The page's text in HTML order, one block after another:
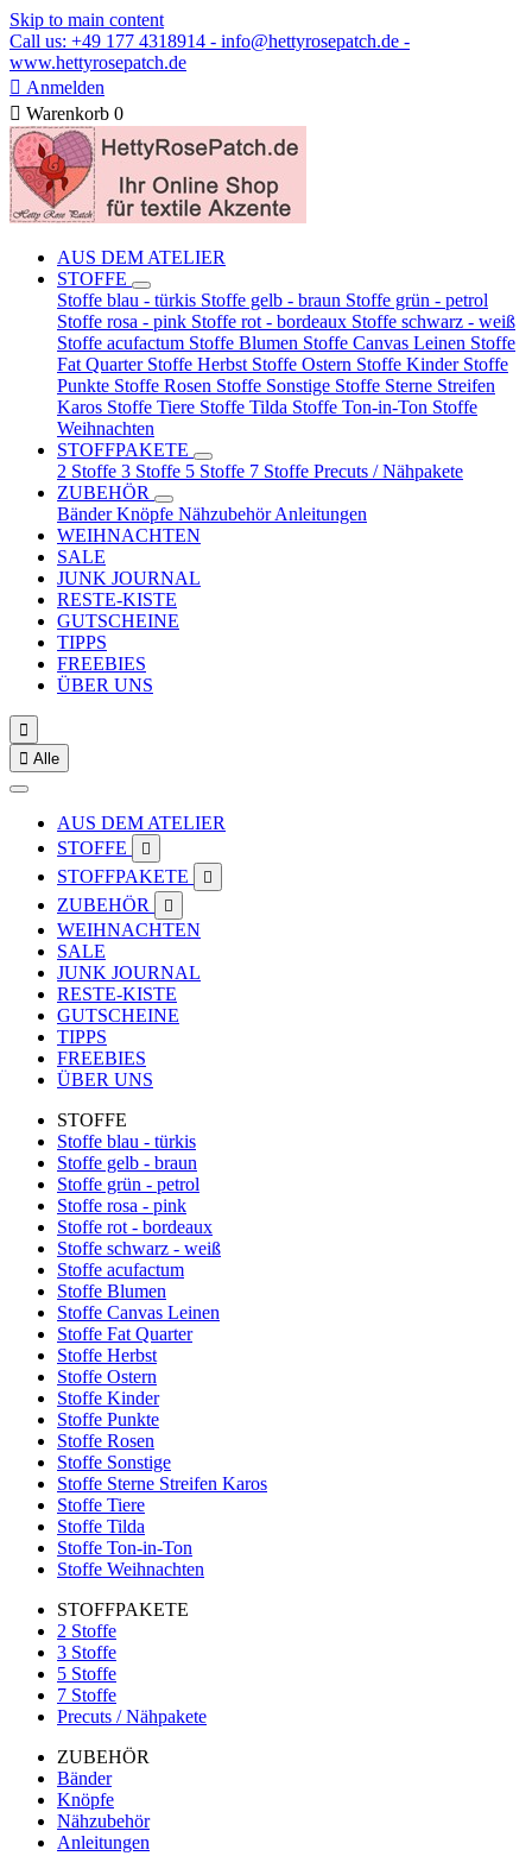
Skip to main content
Call us: +49 177 4318914 - info@hettyrosepatch.de -
www.hettyrosepatch.de
 Anmelden
 Warenkorb 0
AUS DEM ATELIER
STOFFE
Stoffe blau - türkis Stoffe gelb - braun Stoffe grün - petrol
Stoffe rosa - pink Stoffe rot - bordeaux Stoffe schwarz - weiß
Stoffe acufactum Stoffe Blumen Stoffe Canvas Leinen Stoffe
Fat Quarter Stoffe Herbst Stoffe Ostern Stoffe Kinder Stoffe
Punkte Stoffe Rosen Stoffe Sonstige Stoffe Sterne Streifen
Karos Stoffe Tiere Stoffe Tilda Stoffe Ton-in-Ton Stoffe
Weihnachten
STOFFPAKETE
2 Stoffe 3 Stoffe 5 Stoffe 7 Stoffe Precuts / Nähpakete
ZUBEHÖR
BänderKnöpfe NähzubehörAnleitungen
WEIHNACHTEN
SALE
JUNK JOURNAL
RESTE-KISTE
GUTSCHEINE
TIPPS
FREEBIES
ÜBER UNS

 Alle
AUS DEM ATELIER
STOFFE

STOFFPAKETE 
ZUBEHÖR 
WEIHNACHTEN
SALE
JUNK JOURNAL
RESTE-KISTE
GUTSCHEINE
TIPPS
FREEBIES
ÜBER UNS
STOFFE
Stoffe blau - türkis
Stoffe gelb - braun
Stoffe grün - petrol
Stoffe rosa - pink
Stoffe rot - bordeaux
Stoffe schwarz - weiß
Stoffe acufactum
Stoffe Blumen
Stoffe Canvas Leinen
Stoffe Fat Quarter
Stoffe Herbst
Stoffe Ostern
Stoffe Kinder
Stoffe Punkte
Stoffe Rosen
Stoffe Sonstige
Stoffe Sterne Streifen Karos
Stoffe Tiere
Stoffe Tilda
Stoffe Ton-in-Ton
Stoffe Weihnachten
STOFFPAKETE
2 Stoffe
3 Stoffe
5 Stoffe
7 Stoffe
Precuts / Nähpakete
ZUBEHÖR
Bänder
Knöpfe
Nähzubehör
Anleitungen